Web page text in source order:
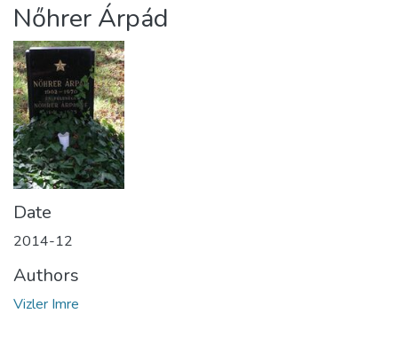
About us
Nőhrer Árpád
Date
2014-12
Authors
Vizler Imre